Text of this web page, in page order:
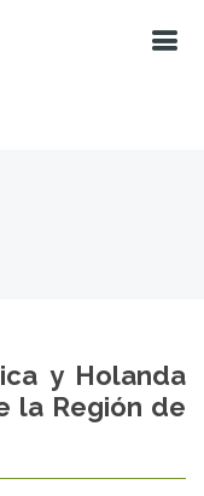
y Holanda
la Región de